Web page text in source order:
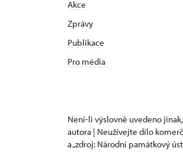
Akce
Zprávy
Publikace
Pro média
Není-li výslovně uvedeno
autora | Neužívejte dílo
a „zdroj: Národní památkový